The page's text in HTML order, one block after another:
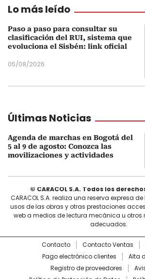
Lo más leído
Paso a paso para consultar su
clasificación del RUI, sistema que
evoluciona el Sisbén: link oficial
05/08/2026
Últimas Noticias
Agenda de marchas en Bogotá del
5 al 9 de agosto: Conozca las
movilizaciones y actividades
© CARACOL S.A. Todos los
CARACOL S.A. realiza una reserva expresa
usos de las obras y otras prestaciones
web a medios de lectura mecánica u otros
adecuados.
Contacto Contacto Ventas
Pago electrónico clientes
Alta
Registro de proveedores